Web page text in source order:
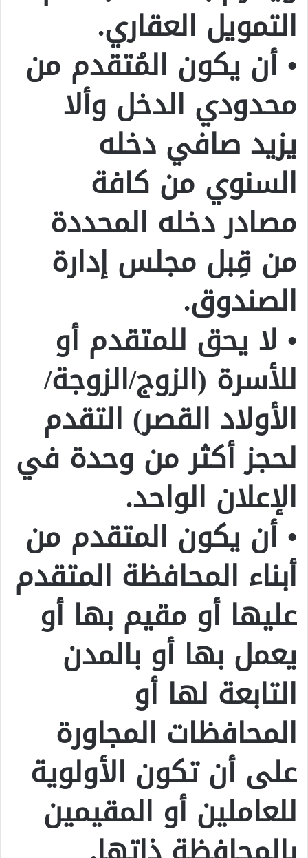
التمويل العقاري.
• أن يكون المُتقدم من
محدودي الدخل وألا
يزيد صافي دخله
السنوي من كافة
مصادر دخله المحددة
من قِبل مجلس إدارة
الصندوق.
• لا يحق للمتقدم أو
للأسرة (الزوج/الزوجة/
الأولاد القصر) التقدم
لحجز أكثر من وحدة في
الإعلان الواحد.
• أن يكون المتقدم من
أبناء المحافظة المتقدم
عليها أو مقيم بها أو
يعمل بها أو بالمدن
التابعة لها أو
المحافظات المجاورة
على أن تكون الأولوية
للعاملين أو المقيمين